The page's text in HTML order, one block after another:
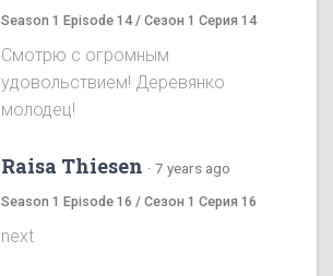
Season 1 Episode 14 / Сезон 1 Серия 14
Смотрю с огромным
удовольствием! Деревянко
молодец!
Raisa Thiesen · 7 years ago
Season 1 Episode 16 / Сезон 1 Серия 16
next